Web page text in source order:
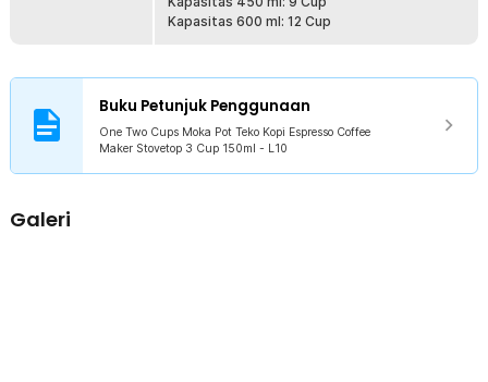
Kapasitas 600 ml: 12 Cup
Buku Petunjuk Penggunaan
One Two Cups Moka Pot Teko Kopi Espresso Coffee
Maker Stovetop 3 Cup 150ml - L10
Galeri